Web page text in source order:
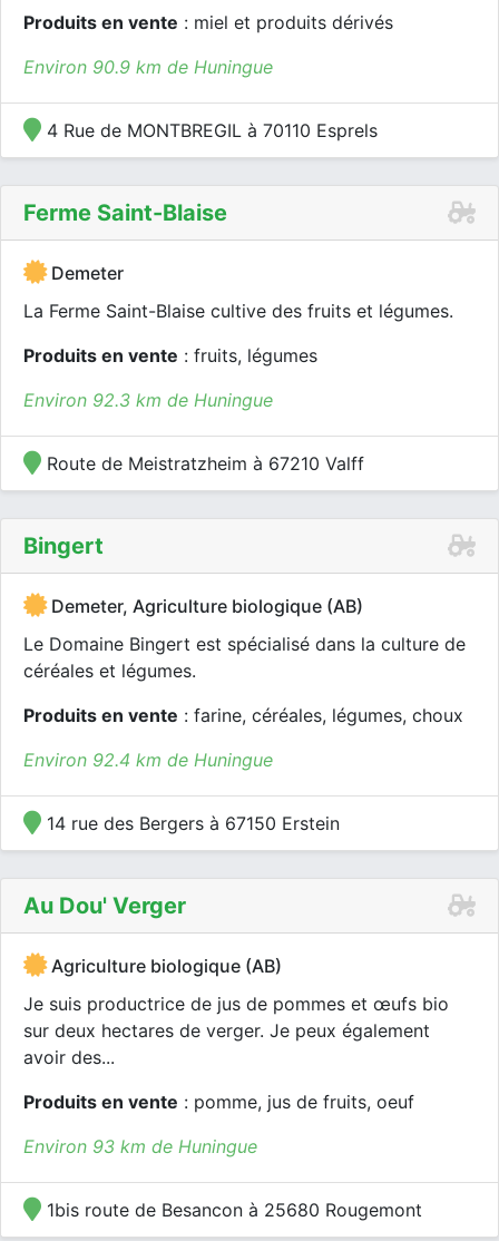
Produits en vente : miel et produits dérivés
Environ 90.9 km de Huningue
4 Rue de MONTBREGIL à 70110 Esprels
Ferme Saint-Blaise
Demeter
La Ferme Saint-Blaise cultive des fruits et légumes.
Produits en vente : fruits, légumes
Environ 92.3 km de Huningue
Route de Meistratzheim à 67210 Valff
Bingert
Demeter, Agriculture biologique (AB)
Le Domaine Bingert est spécialisé dans la culture de
céréales et légumes.
Produits en vente : farine, céréales, légumes, choux
Environ 92.4 km de Huningue
14 rue des Bergers à 67150 Erstein
Au Dou' Verger
Agriculture biologique (AB)
Je suis productrice de jus de pommes et œufs bio
sur deux hectares de verger. Je peux également
avoir des...
Produits en vente : pomme, jus de fruits, oeuf
Environ 93 km de Huningue
1bis route de Besancon à 25680 Rougemont